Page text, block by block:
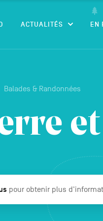
ACTUALITÉS EN
Balades & Randonnées
pour obtenir plus